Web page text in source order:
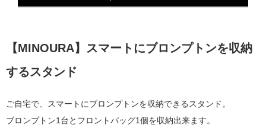
【MINOURA】スマートにブロンプトンを収納
するスタンド
ご自宅で、スマートにブロンプトンを収納できるスタンド。
ブロンプトン1台とフロントバッグ1個を収納出来ます。